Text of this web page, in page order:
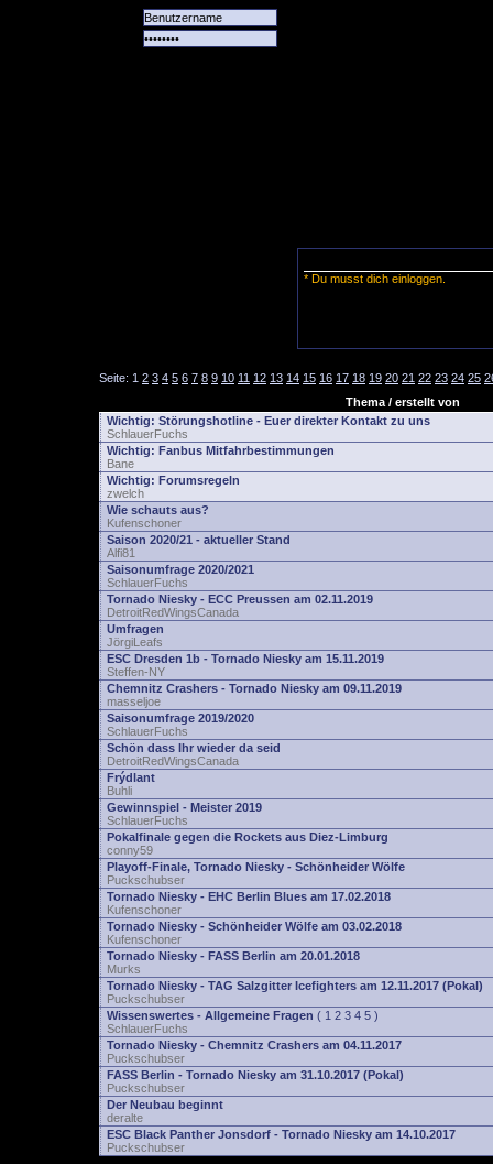
* Du musst dich einloggen.
Seite: 1 2 3 4 5 6 7 8 9 10 11 12 13 14 15 16 17 18 19 20 21 22 23 24 25
Thema / erstellt von
Wichtig: Störungshotline - Euer direkter Kontakt zu uns
SchlauerFuchs
Wichtig: Fanbus Mitfahrbestimmungen
Bane
Wichtig: Forumsregeln
zwelch
Wie schauts aus?
Kufenschoner
Saison 2020/21 - aktueller Stand
Alfi81
Saisonumfrage 2020/2021
SchlauerFuchs
Tornado Niesky - ECC Preussen am 02.11.2019
DetroitRedWingsCanada
Umfragen
JörgiLeafs
ESC Dresden 1b - Tornado Niesky am 15.11.2019
Steffen-NY
Chemnitz Crashers - Tornado Niesky am 09.11.2019
masseljoe
Saisonumfrage 2019/2020
SchlauerFuchs
Schön dass Ihr wieder da seid
DetroitRedWingsCanada
Frýdlant
Buhli
Gewinnspiel - Meister 2019
SchlauerFuchs
Pokalfinale gegen die Rockets aus Diez-Limburg
conny59
Playoff-Finale, Tornado Niesky - Schönheider Wölfe
Puckschubser
Tornado Niesky - EHC Berlin Blues am 17.02.2018
Kufenschoner
Tornado Niesky - Schönheider Wölfe am 03.02.2018
Kufenschoner
Tornado Niesky - FASS Berlin am 20.01.2018
Murks
Tornado Niesky - TAG Salzgitter Icefighters am 12.11.2017 (Pokal)
Puckschubser
Wissenswertes - Allgemeine Fragen ( 1 2 3 4 5 )
SchlauerFuchs
Tornado Niesky - Chemnitz Crashers am 04.11.2017
Puckschubser
FASS Berlin - Tornado Niesky am 31.10.2017 (Pokal)
Puckschubser
Der Neubau beginnt
deralte
ESC Black Panther Jonsdorf - Tornado Niesky am 14.10.2017
Puckschubser